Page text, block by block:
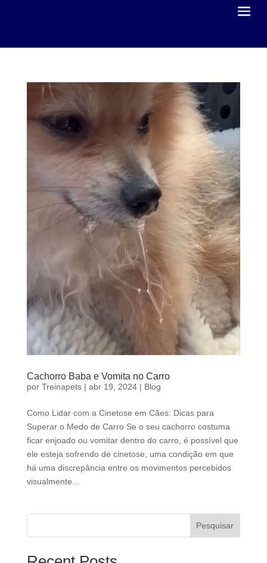
Cachorro Baba e Vomita no Carro
por Treinapets| abr 19, 2024| Blog
Como Lidar com a Cinetose em Cães: Dicas para
Superar o Medo de Carro Se o seu cachorro costuma
ficar enjoado ou vomitar dentro do carro, é possível que
ele esteja sofrendo de cinetose, uma condição em que
há uma discrepância entre os movimentos percebidos
visualmente...
Pesquisar